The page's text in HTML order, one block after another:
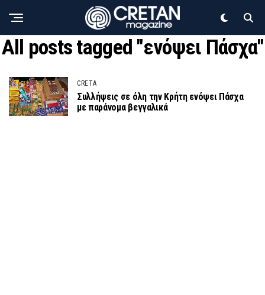
All posts tagged "ενόψει Πάσχα"
CRETA
Συλλήψεις σε όλη την Κρήτη ενόψει Πάσχα
με παράνομα βεγγαλικά